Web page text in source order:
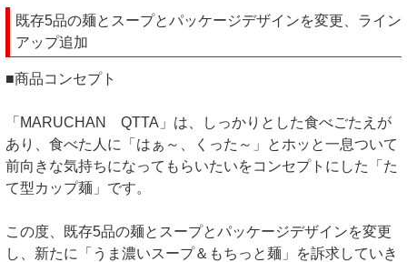
既存5品の麺とスープとパッケージデザインを変更、ライン
アップ追加
■商品コンセプト
「MARUCHAN QTTA」は、しっかりとした食べごたえが
あり、食べた人に「はぁ～、くった～」とホッと一息ついて
前向きな気持ちになってもらいたいをコンセプトにした「た
て型カップ麺」です。
この度、既存5品の麺とスープとパッケージデザインを変更
し、新たに「うま濃いスープ＆もちっと麺」を訴求していき